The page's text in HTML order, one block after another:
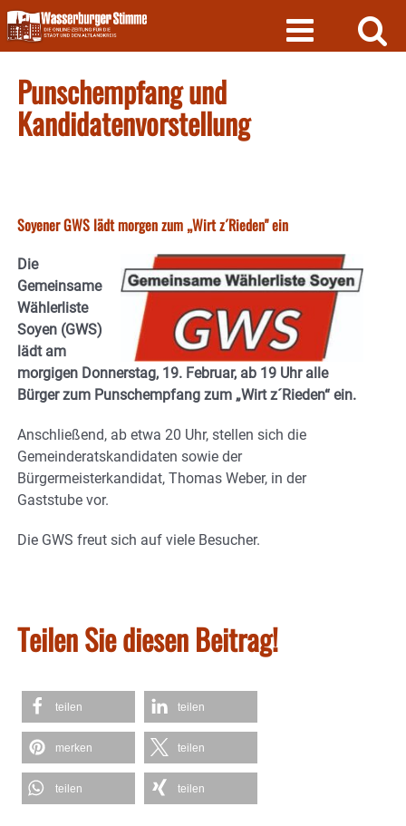
Skip
to
content
Punschempfang und
Kandidatenvorstellung
Soyener GWS lädt morgen zum „Wirt z´Rieden" ein
Die
Gemeinsame
Wählerliste
Soyen (GWS)
lädt am
morgigen Donnerstag, 19. Februar, ab 19 Uhr alle
Bürger zum Punschempfang zum „Wirt z´Rieden“ ein.
Anschließend, ab etwa 20 Uhr, stellen sich die
Gemeinderatskandidaten sowie der
Bürgermeisterkandidat, Thomas Weber, in der
Gaststube vor.
Die GWS freut sich auf viele Besucher.
Teilen Sie diesen Beitrag!
teilen teilen
merken teilen
teilen teilen